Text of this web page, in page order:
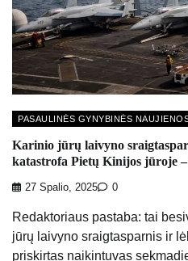
PASAULINĖS GYNYBINĖS
Karinio jūrų laivyno
katastrofa Pietų Kinijos jūroje
27 Spalio, 2025 0
Redaktoriaus pastaba: tai
jūrų laivyno sraigtasparnis ir
priskirtas naikintuvas